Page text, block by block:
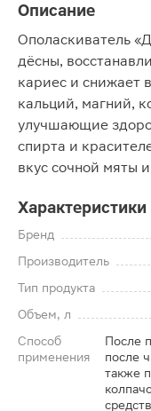
Описание
Ополаскиватель
дёсны,
кариес и снижает
кальций, магний,
улучшающие
спирта и
вкус сочной мяты
Характеристики
Бренд
Производитель
Тип продукта
Объем, л
Способ
применения
После
после
также